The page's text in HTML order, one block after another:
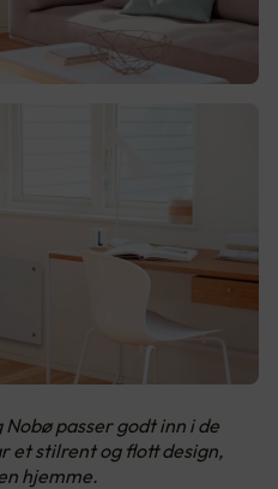
passer godt inn i de
et stilrent og flott design,
hjemme.